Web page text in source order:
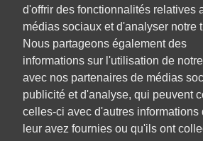
d'offrir des fonctionnalités relatives
médias sociaux et d'analyser notre
Nous partageons également des
informations sur l'utilisation de
avec nos partenaires de médias
publicité et d'analyse, qui peuvent
celles-ci avec d'autres informations
leur avez fournies ou qu'ils ont
Emplois
Emplois par secteur
Emplois par ville